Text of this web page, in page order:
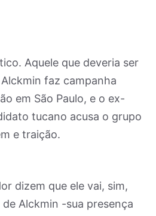
Aquele que deveria ser
faz campanha
em São Paulo, e o ex-
tucano acusa o grupo
e traição.
dizem que ele vai, sim,
Alckmin -sua presença